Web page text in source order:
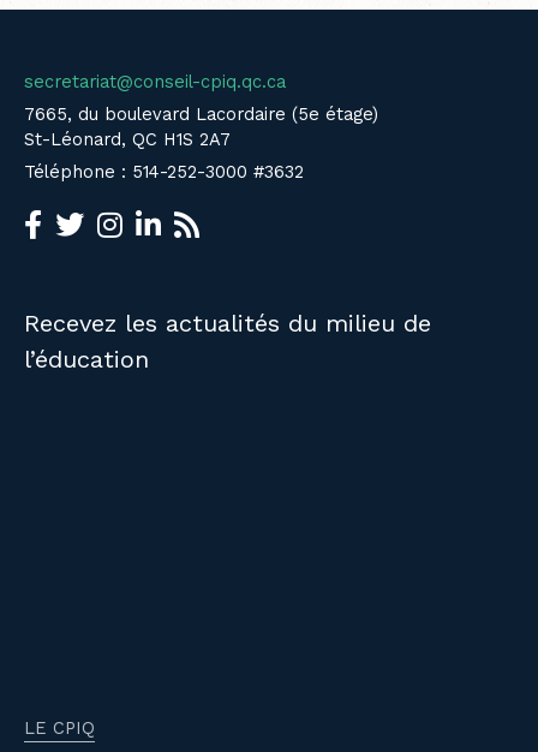
secretariat@conseil-cpiq.qc.ca
7665, du boulevard Lacordaire (5e étage)
St-Léonard, QC H1S 2A7
Téléphone : 514-252-3000 #3632
Recevez les actualités du milieu de
l’éducation
LE CPIQ